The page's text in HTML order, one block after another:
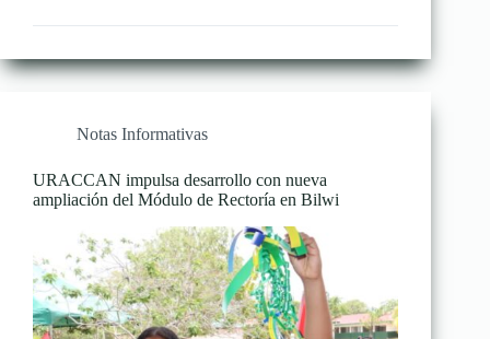
Notas Informativas
URACCAN impulsa desarrollo con nueva
ampliación del Módulo de Rectoría en Bilwi